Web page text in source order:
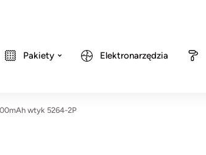
Pakiety Elektronarzędzia
wtyk 5264-2P